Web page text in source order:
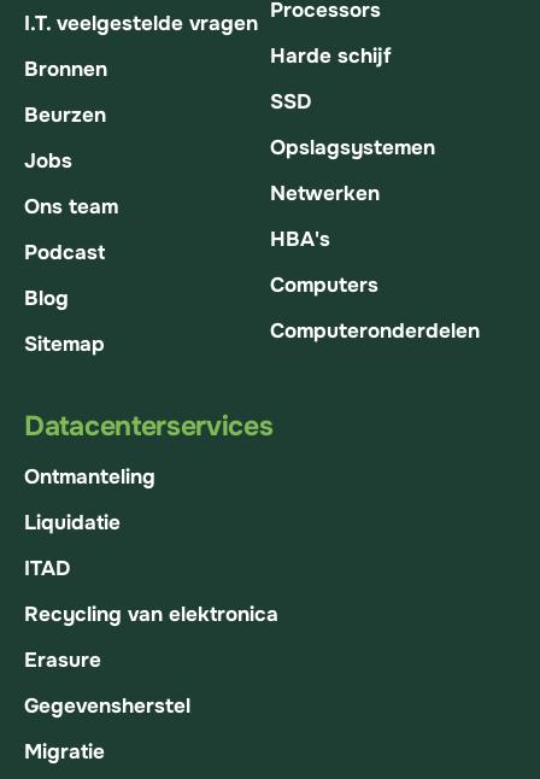
I.T. veelgestelde vragen
Bronnen
Beurzen
Jobs
Ons team
Podcast
Blog
Sitemap
Processors
Harde schijf
SSD
Opslagsystemen
Netwerken
HBA's
Computers
Computeronderdelen
Datacenterservices
Ontmanteling
Liquidatie
ITAD
Recycling van elektronica
Erasure
Gegevensherstel
Migratie